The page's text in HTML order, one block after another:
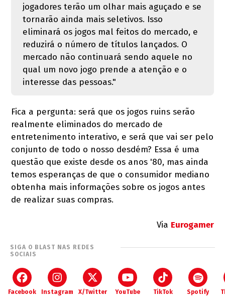
jogadores terão um olhar mais aguçado e se
tornarão ainda mais seletivos. Isso
eliminará os jogos mal feitos do mercado, e
reduzirá o número de títulos lançados. O
mercado não continuará sendo aquele no
qual um novo jogo prende a atenção e o
interesse das pessoas."
Fica a pergunta: será que os jogos ruins serão
realmente eliminados do mercado de
entretenimento interativo, e será que vai ser pelo
conjunto de todo o nosso desdém? Essa é uma
questão que existe desde os anos '80, mas ainda
temos esperanças de que o consumidor mediano
obtenha mais informações sobre os jogos antes
de realizar suas compras.
Via Eurogamer
SIGA O BLAST NAS REDES
SOCIAIS
Facebook Instagram X/Twitter YouTube TikTok Spotify